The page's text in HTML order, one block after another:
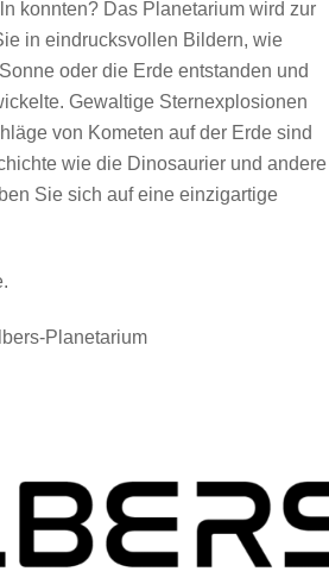
konnten? Das Planetarium wird zur
in eindrucksvollen Bildern, wie
oder die Erde entstanden und
Gewaltige Sternexplosionen
von Kometen auf der Erde sind
wie die Dinosaurier und andere
Sie sich auf eine einzigartige
Planetarium